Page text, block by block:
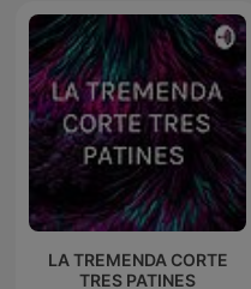
LA TREMENDA CORTE
TRES PATINES